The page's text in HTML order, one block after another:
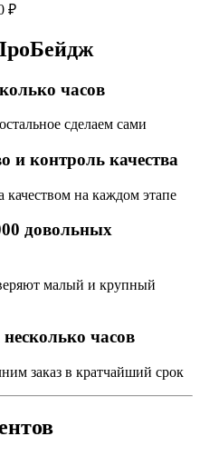
₽
часов
сделаем сами
и контроль качества
качеством на каждом этапе
довольных
малый и крупный
часов
заказ в кратчайший срок